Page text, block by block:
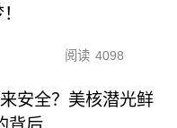
阅读 4098
安全？美核潜光鲜